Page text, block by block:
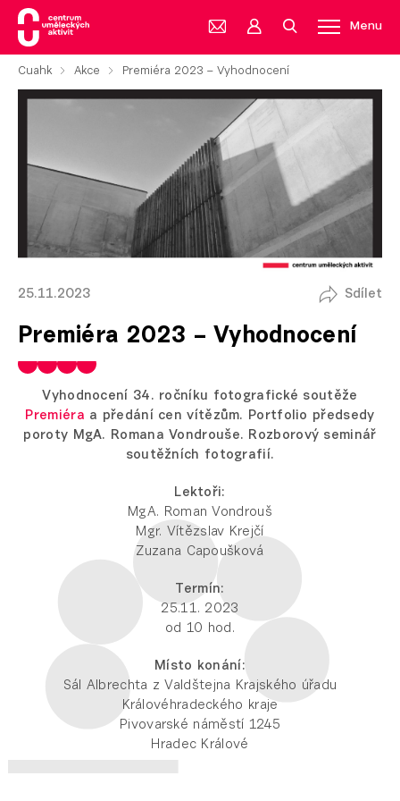
Menu
Cuahk Akce Premiéra 2023 – Vyhodnocení
25.11.2023 Sdílet
Premiéra 2023 – Vyhodnocení
Vyhodnocení 34. ročníku fotografické soutěže
Premiéra a předání cen vítězům. Portfolio předsedy
poroty MgA. Romana Vondrouše. Rozborový seminář
soutěžních fotografií.
Lektoři:
MgA. Roman Vondrouš
Mgr. Vítězslav Krejčí
Zuzana Capoušková
Termín:
25.11. 2023
od 10 hod.
Místo konání:
Sál Albrechta z Valdštejna Krajského úřadu
Královéhradeckého kraje
Pivovarské náměstí 1245
Hradec Králové